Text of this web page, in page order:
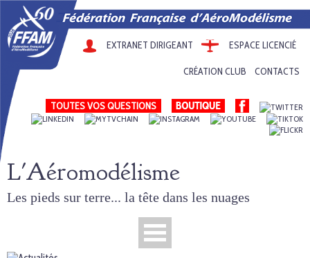
EXTRANET DIRIGEANT ESPACE LICENCIÉ
CRÉATION CLUB CONTACTS
TOUTES VOS QUESTIONS
L'Aéromodélisme
Les pieds sur terre... la tête dans les nuages